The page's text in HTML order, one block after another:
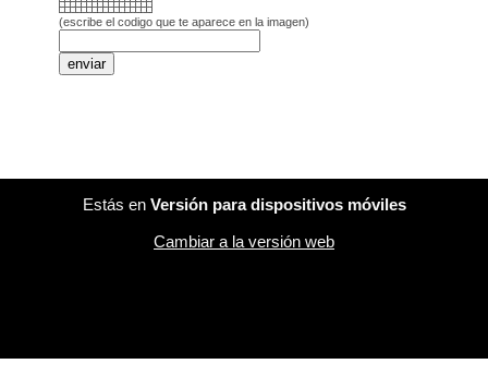
(escribe el codigo que te aparece en la imagen)
Estás en Versión para dispositivos móviles
Cambiar a la versión web